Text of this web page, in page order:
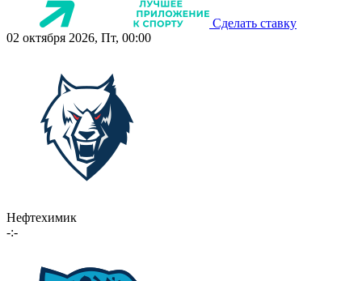
Сделать ставку
02 октября 2026, Пт, 00:00
Нефтехимик
-:-